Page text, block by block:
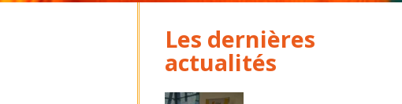
Les dernières
actualités